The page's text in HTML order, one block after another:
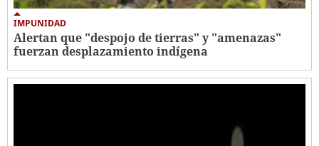
IMPUNIDAD
Alertan que "despojo de tierras" y "amenazas"
fuerzan desplazamiento indígena